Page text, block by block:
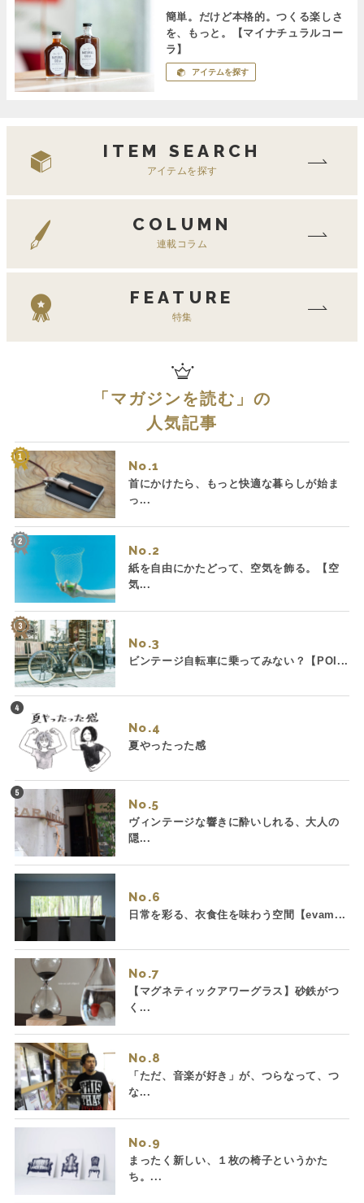
簡単。だけど本格的。つくる楽しさ
を、もっと。【マイナチュラルコー
ラ】
アイテムを探す
ITEM SEARCH
アイテムを探す
COLUMN
連載コラム
FEATURE
特集
「 マガジンを読む 」の
人気記事
No.
首にかけたら、もっと快適な暮らしが始ま
っ...
No.
紙を自由にかたどって、空気を飾る。【空
気...
No.
ビンテージ自転車に乗ってみない？【POI...
No.
夏やったった感
No.
ヴィンテージな響きに酔いしれる、大人の
隠...
No.
日常を彩る、衣食住を味わう空間【evam...
No.
【マグネティックアワーグラス】砂鉄がつ
く...
No.
「ただ、音楽が好き」が、つらなって、つ
な...
No.
まったく新しい、１枚の椅子というかた
ち。...